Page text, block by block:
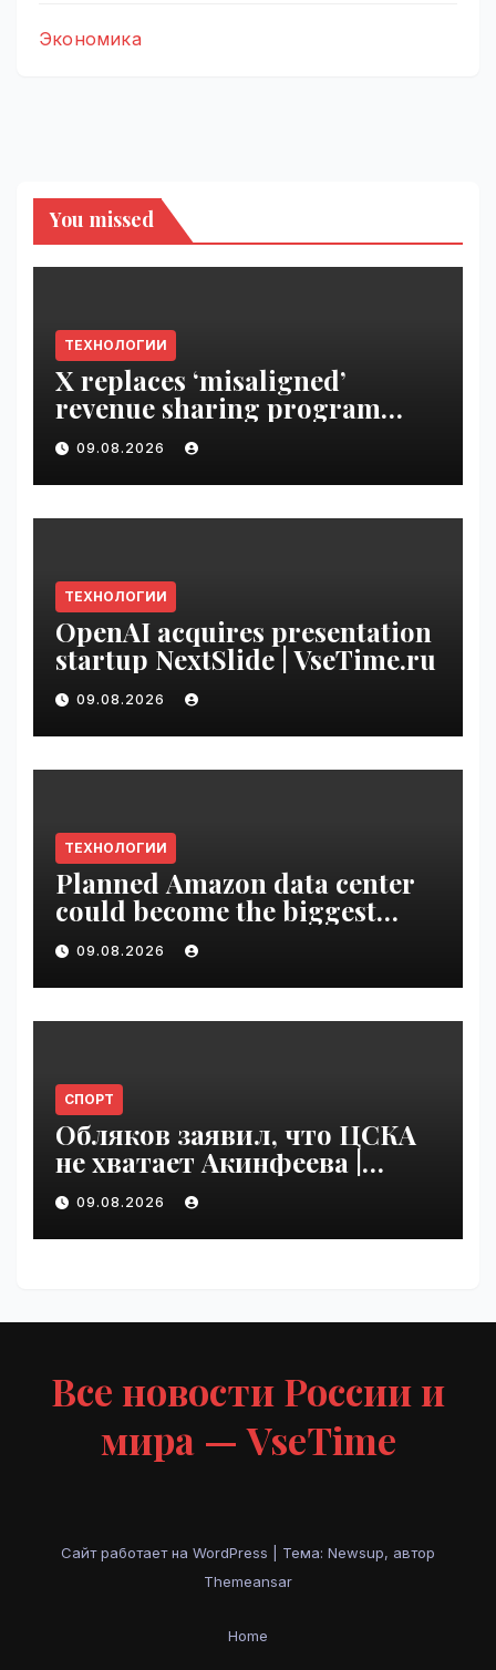
Экономика
You missed
ТЕХНОЛОГИИ
X replaces ‘misaligned’
revenue sharing program
with Original Content
Rewards | VseTime.ru
09.08.2026
ТЕХНОЛОГИИ
OpenAI acquires presentation
startup NextSlide | VseTime.ru
09.08.2026
ТЕХНОЛОГИИ
Planned Amazon data center
could become the biggest
climate polluter in the U.S. |
VseTime.ru
09.08.2026
СПОРТ
Обляков заявил, что ЦСКА
не хватает Акинфеева |
VseTime.ru
09.08.2026
Все новости России и
мира — VseTime
Сайт работает на WordPress
Тема: Newsup, автор
Themeansar
Home